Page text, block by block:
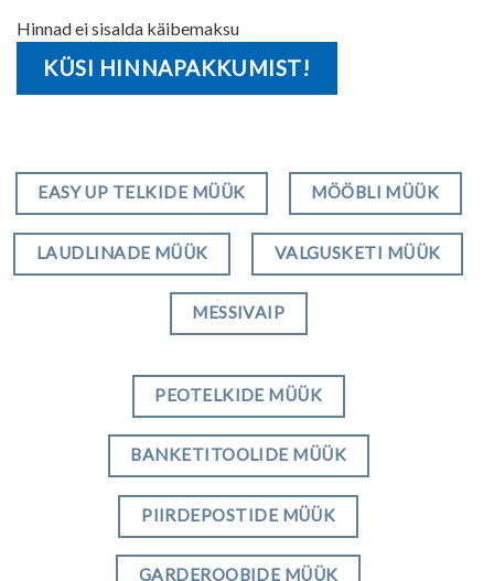
Hinnad ei sisalda käibemaksu
KÜSI HINNAPAKKUMIST!
EASY UP TELKIDE MÜÜK MÖÖBLI MÜÜK
LAUDLINADE MÜÜK VALGUSKETI MÜÜK
MESSIVAIP
PEOTELKIDE MÜÜK
BANKETITOOLIDE MÜÜK
PIIRDEPOSTIDE MÜÜK
GARDEROOBIDE MÜÜK